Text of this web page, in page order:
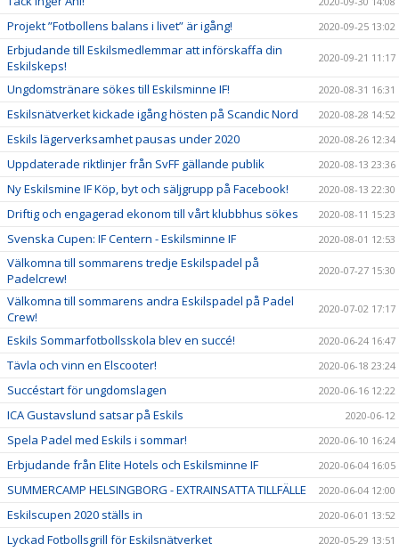
Projekt ”Fotbollens balans i livet” är igång! 2020-09-25 13:02
Erbjudande till Eskilsmedlemmar att införskaffa din
Eskilskeps!
2020-09-21 11:17
Ungdomstränare sökes till Eskilsminne IF! 2020-08-31 16:31
Eskilsnätverket kickade igång hösten på Scandic Nord 2020-08-28 14:52
Eskils lägerverksamhet pausas under 2020 2020-08-26 12:34
Uppdaterade riktlinjer från SvFF gällande publik 2020-08-13 23:36
Ny Eskilsmine IF Köp, byt och säljgrupp på Facebook! 2020-08-13 22:30
Driftig och engagerad ekonom till vårt klubbhus sökes 2020-08-11 15:23
Svenska Cupen: IF Centern - Eskilsminne IF 2020-08-01 12:53
Välkomna till sommarens tredje Eskilspadel på
Padelcrew!
2020-07-27 15:30
Välkomna till sommarens andra Eskilspadel på Padel
Crew!
2020-07-02 17:17
Eskils Sommarfotbollsskola blev en succé! 2020-06-24 16:47
Tävla och vinn en Elscooter! 2020-06-18 23:24
Succéstart för ungdomslagen 2020-06-16 12:22
ICA Gustavslund satsar på Eskils 2020-06-12
Spela Padel med Eskils i sommar! 2020-06-10 16:24
Erbjudande från Elite Hotels och Eskilsminne IF 2020-06-04 16:05
SUMMERCAMP HELSINGBORG - EXTRAINSATTA TILLFÄLLE 2020-06-04 12:00
Eskilscupen 2020 ställs in 2020-06-01 13:52
Lyckad Fotbollsgrill för Eskilsnätverket 2020-05-29 13:51